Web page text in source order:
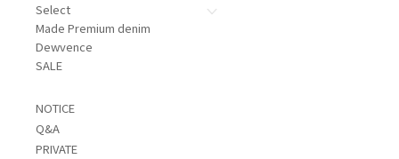
Select
Made Premium denim
Dewvence
SALE
NOTICE
Q&A
PRIVATE